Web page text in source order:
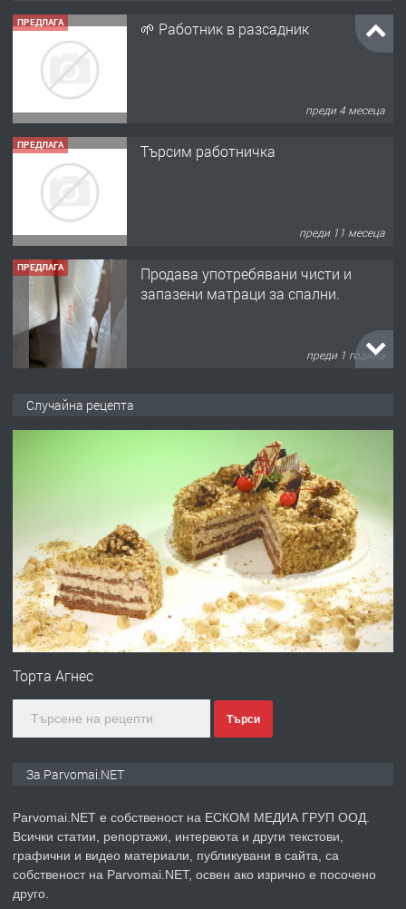
ПРЕДЛАГА 🌱 Работник в разсадник
преди 4 месеца
ПРЕДЛАГА Търсим работничка
преди 11 месеца
ПРЕДЛАГА
Продава употребявани чисти и
запазени матраци за спални.
преди 1 година
преди 1 година
Първи поход "По стъпките на Ангел
Войвода"
преди 1 година
ПРЕДЛАГА
Монтажник на малки детайли за
преди 1 година
ПРЕДЛАГА
Продавам апартамент - гр.
Случайна рецепта
Торта Агнес
Търси
За Parvomai.NET
Parvomai.NET е собственост на ЕСКОМ МЕДИА ГРУП ООД.
Всички статии, репортажи, интервюта и други текстови,
графични и видео материали, публикувани в сайта, са
собственост на Parvomai.NET, освен ако изрично е посочено
друго.